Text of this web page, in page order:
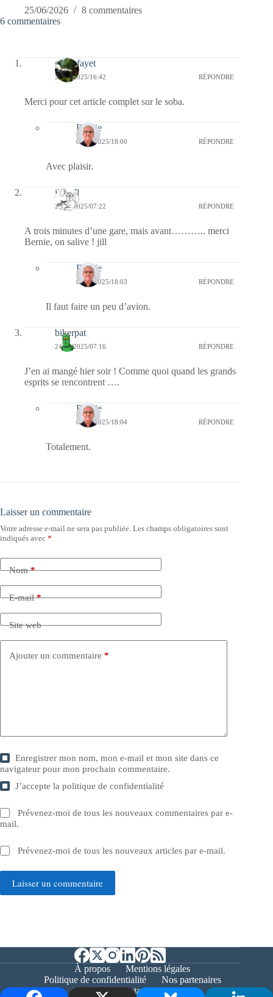
25/06/2026
8 commentaires
6 commentaires
giselefayet
24/06/2025/16:42 RÉPONDRE
Merci pour cet article complet sur le soba.
Bernie
01/07/2025/18:00 RÉPONDRE
Avec plaisir.
jill bill
24/06/2025/07:22 RÉPONDRE
A trois minutes d’une gare, mais avant……….. merci
Bernie, on salive ! jill
Bernie
01/07/2025/18:03 RÉPONDRE
Il faut faire un peu d’avion.
bikerpat
24/06/2025/07:16 RÉPONDRE
J’en ai mangé hier soir ! Comme quoi quand les grands
esprits se rencontrent ….
Bernie
01/07/2025/18:04 RÉPONDRE
Totalement.
Laisser un commentaire
Votre adresse e-mail ne sera pas publiée. Les champs obligatoires sont
indiqués avec *
Nom*
E-mail*
Site web
Ajouter un commentaire *
Enregistrer mon nom, mon e-mail et mon site dans ce
navigateur pour mon prochain commentaire.
J’accepte lapolitique de confidentialité
Prévenez-moi de tous les nouveaux commentaires par e-
mail.
Prévenez-moi de tous les nouveaux articles par e-mail.
Laisser un commentaire
À propos
Mentions légales
Politique de confidentialité
Nos partenaires
Contact